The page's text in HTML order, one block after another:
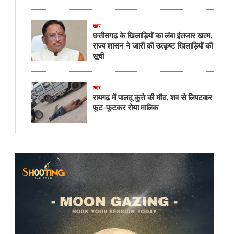
शहर
छत्तीसगढ़ के खिलाड़ियों का लंबा इंतजार खत्म,
राज्य शासन ने जारी की उत्कृष्ट खिलाड़ियों की
सूची
शहर
रायगढ़ में पालतू कुत्ते की मौत, शव से लिपटकर
फूट-फूटकर रोया मालिक